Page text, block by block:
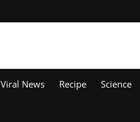
Viral News Recipe Science